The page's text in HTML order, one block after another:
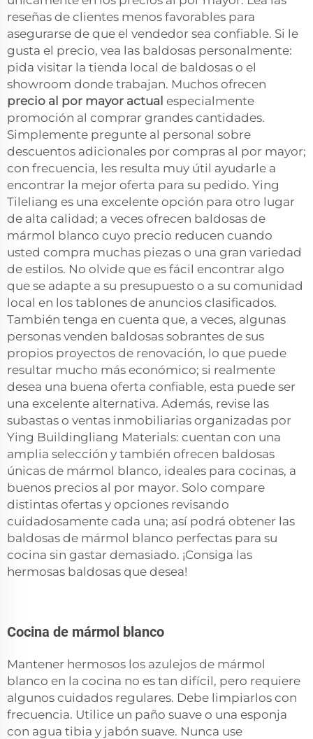
reseñas de clientes menos favorables para
asegurarse de que el vendedor sea confiable. Si le
gusta el precio, vea las baldosas personalmente:
pida visitar la tienda local de baldosas o el
showroom donde trabajan. Muchos ofrecen
precio al por mayor actual especialmente
promoción al comprar grandes cantidades.
Simplemente pregunte al personal sobre
descuentos adicionales por compras al por mayor;
con frecuencia, les resulta muy útil ayudarle a
encontrar la mejor oferta para su pedido. Ying
Tileliang es una excelente opción para otro lugar
de alta calidad; a veces ofrecen baldosas de
mármol blanco cuyo precio reducen cuando
usted compra muchas piezas o una gran variedad
de estilos. No olvide que es fácil encontrar algo
que se adapte a su presupuesto o a su comunidad
local en los tablones de anuncios clasificados.
También tenga en cuenta que, a veces, algunas
personas venden baldosas sobrantes de sus
propios proyectos de renovación, lo que puede
resultar mucho más económico; si realmente
desea una buena oferta confiable, esta puede ser
una excelente alternativa. Además, revise las
subastas o ventas inmobiliarias organizadas por
Ying Buildingliang Materials: cuentan con una
amplia selección y también ofrecen baldosas
únicas de mármol blanco, ideales para cocinas, a
buenos precios al por mayor. Solo compare
distintas ofertas y opciones revisando
cuidadosamente cada una; así podrá obtener las
baldosas de mármol blanco perfectas para su
cocina sin gastar demasiado. ¡Consiga las
hermosas baldosas que desea!
Cocina de mármol blanco
Mantener hermosos los azulejos de mármol
blanco en la cocina no es tan difícil, pero requiere
algunos cuidados regulares. Debe limpiarlos con
frecuencia. Utilice un paño suave o una esponja
con agua tibia y jabón suave. Nunca use